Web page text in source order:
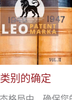
别的确定